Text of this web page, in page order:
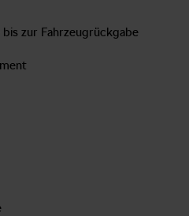
zur Fahrzeugrückgabe